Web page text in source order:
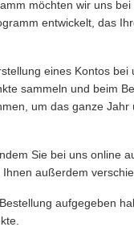
möchten wir uns
entwickelt, das
eines Kontos
sammeln und beim
um das ganze Jahr
Sie bei uns online
außerdem
aufgegeben